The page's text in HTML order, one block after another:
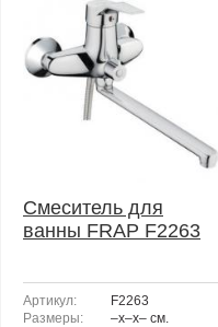
Смеситель для
ванны FRAP F2263
Артикул:
F2263
Размеры:
–x–x– см.